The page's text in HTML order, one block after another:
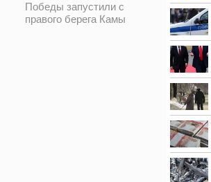
Победы запустили с
правого берега Камы